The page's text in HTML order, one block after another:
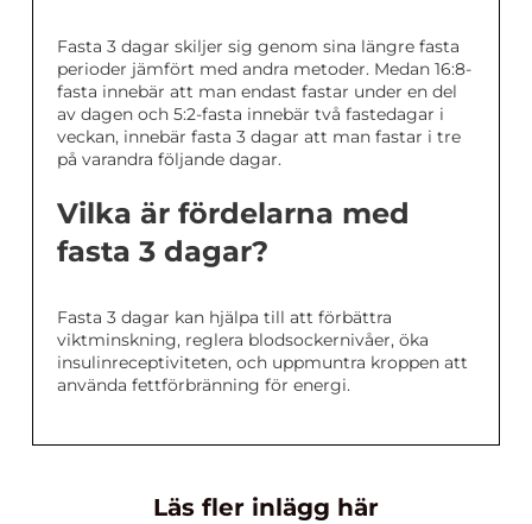
Fasta 3 dagar skiljer sig genom sina längre fasta
perioder jämfört med andra metoder. Medan 16:8-
fasta innebär att man endast fastar under en del
av dagen och 5:2-fasta innebär två fastedagar i
veckan, innebär fasta 3 dagar att man fastar i tre
på varandra följande dagar.
Vilka är fördelarna med
fasta 3 dagar?
Fasta 3 dagar kan hjälpa till att förbättra
viktminskning, reglera blodsockernivåer, öka
insulinreceptiviteten, och uppmuntra kroppen att
använda fettförbränning för energi.
Läs fler inlägg här